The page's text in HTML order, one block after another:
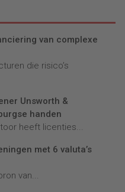
van complexe
die risico’s
Unsworth &
handen
heeft licenties...
met 6 valuta’s
van...